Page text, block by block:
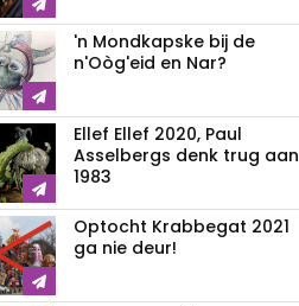
'n Mondkapske bij de
n'Oòg'eid en Nar?
Ellef Ellef 2020, Paul
Asselbergs denk trug aan
1983
Optocht Krabbegat 2021
ga nie deur!